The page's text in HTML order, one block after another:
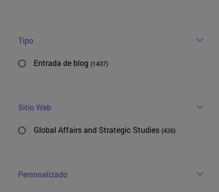
Tipo
Entrada de blog (1437)
Sitio Web
Global Affairs and Strategic Studies (426)
Personalizado